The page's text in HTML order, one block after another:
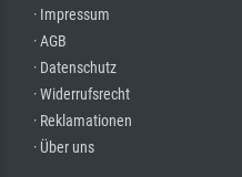
· Impressum
· AGB
· Datenschutz
· Widerrufsrecht
· Reklamationen
· Über uns